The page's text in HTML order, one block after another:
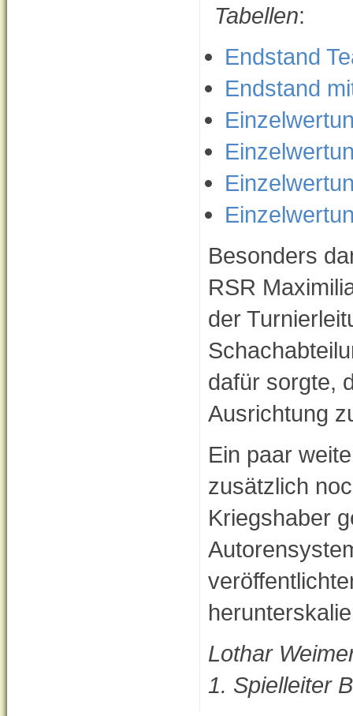
Tabellen:
Endstand
Endstand
Besonders
RSR
der
dafür sorgte,
Ausrichtung
Ein paar
zusätzlich
Kriegshaber
Lothar
1. Spielleiter